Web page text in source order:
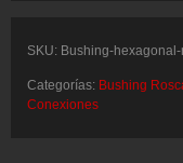
SKU: Bushing-
Categorías: Bushing
Conexiones